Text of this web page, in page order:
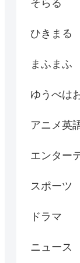
そらる
ひきまる
まふまふ
ゆうべは
アニメ英
エンター
スポーツ
ドラマ
ニュース